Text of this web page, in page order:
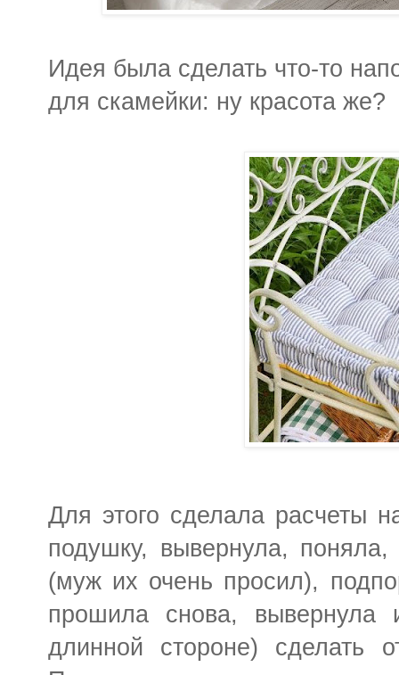
Идея была сделать что-то
для скамейки: ну красота же?
Для этого сделала расчеты
подушку, вывернула,
(муж их очень просил),
прошила снова, вывернула
длинной стороне) сделать